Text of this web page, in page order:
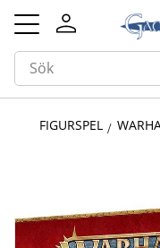
Meny
FIGURSPEL